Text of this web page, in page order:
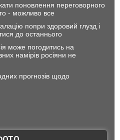
поновлення переговорного
- можливо все
попри здоровий глузд і
до останнього
може погодитись на
намірів росіяни не
прогнозів щодо